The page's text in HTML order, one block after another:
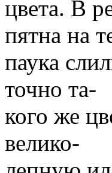
цвета. В
пятна на
паука
точно та-
кого же
велико-